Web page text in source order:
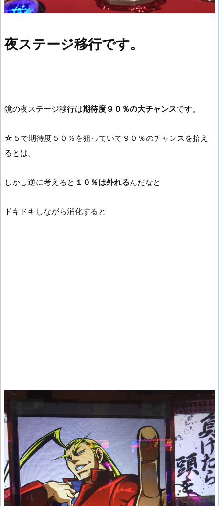
夜ステージ移行です。
鏡の夜ステージ移行は期待度９０％の大チャンスです。
☆５で期待度５０％を狙っていて９０％のチャンスを拾え
るとは。
しかし逆に考えると １０％は外れるんだなと
ドキドキしながら消化すると